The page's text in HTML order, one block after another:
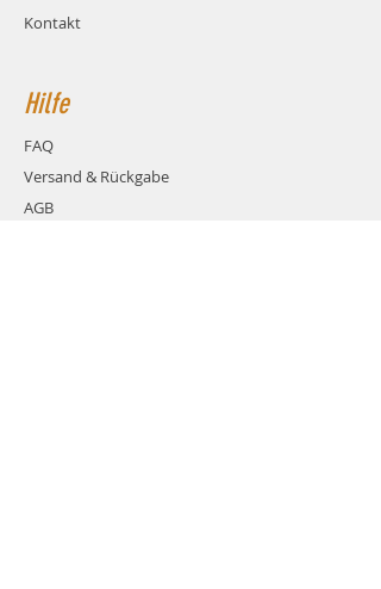
Kontakt
Hilfe
FAQ
Versand & Rückgabe
AGB